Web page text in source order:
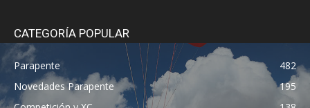
CATEGORÍA POPULAR
Parapente
482
Novedades Parapente
195